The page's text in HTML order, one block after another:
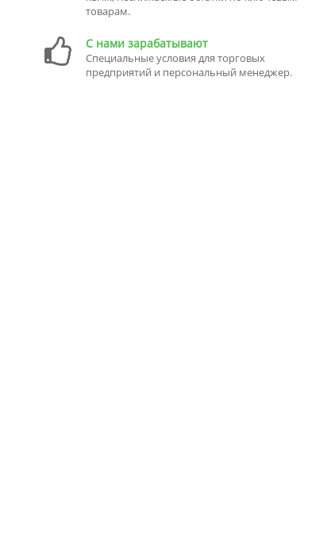
товарам.
С нами зарабатывают
Специальные условия для торговых
предприятий и персональный менеджер.